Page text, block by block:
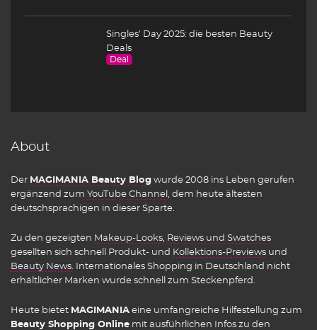
Singles’ Day 2025: die besten Beauty
Deals
Deal
About
Der MAGIMANIA Beauty Blog wurde 2008 ins Leben gerufen
ergänzend zum YouTube Channel
, dem heute ältesten
deutschsprachigen in dieser Sparte.
Zu den gezeigten Makeup-Looks Reviews und Swatches
gesellten sich schnell Produkt- und Kollektions-Previews und
Beauty News . Internationales Shopping in Deutschland nicht
erhältlicher Marken wurde schnell zum Steckenpferd.
Heute bietet MAGIMANIA eine umfangreiche Hilfestellung zum
Beauty Shopping Online mit ausführlichen Infos zu den